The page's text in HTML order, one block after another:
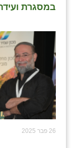
במסגרת
26 פבר 2025